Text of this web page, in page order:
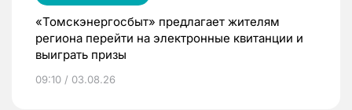
«Томскэнергосбыт» предлагает жителям
региона перейти на электронные квитанции и
выиграть призы
09:10 / 03.08.26